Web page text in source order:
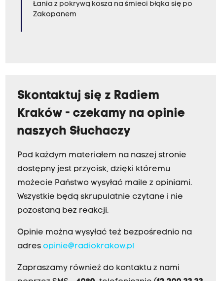
Łania z pokrywą kosza na śmieci błąka się po
Zakopanem
Skontaktuj się z Radiem
Kraków - czekamy na opinie
naszych Słuchaczy
Pod każdym materiałem na naszej stronie
dostępny jest przycisk, dzięki któremu
możecie Państwo wysyłać maile z opiniami.
Wszystkie będą skrupulatnie czytane i nie
pozostaną bez reakcji.
Opinie można wysyłać też bezpośrednio na
adres opinie@radiokrakow.pl
Zapraszamy również do kontaktu z nami